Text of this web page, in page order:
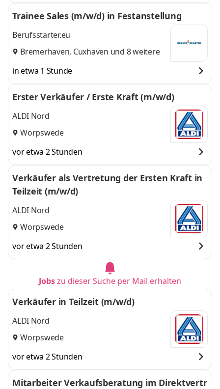
Trainee Sales (m/w/d) in Festanstellung
Berufsstarter.eu
Bremerhaven, Cuxhaven und 8 weitere
in etwa 1 Stunde
Erster Verkäufer / Erste Kraft (m/w/d)
ALDI Nord
Worpswede
vor etwa 2 Stunden
Verkäufer als Vertretung der Ersten Kraft in
Teilzeit (m/w/d)
ALDI Nord
Worpswede
vor etwa 2 Stunden
Jobszu dieser Suche per Mail erhalten
Verkäufer in Teilzeit (m/w/d)
ALDI Nord
Worpswede
vor etwa 2 Stunden
Mitarbeiter Verkaufsberatung im Direktvertr